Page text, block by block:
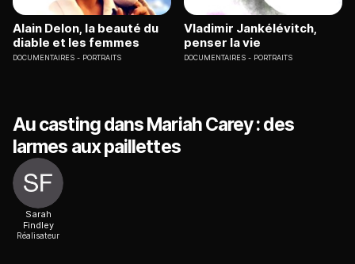
Alain Delon, la beauté du
diable et les femmes
DOCUMENTAIRES PORTRAITS
Vladimir Jankélévitch,
penser la vie
DOCUMENTAIRES PORTRAITS
Au casting dans Mariah Carey : des
larmes aux paillettes
Sarah
Findley
Réalisateur